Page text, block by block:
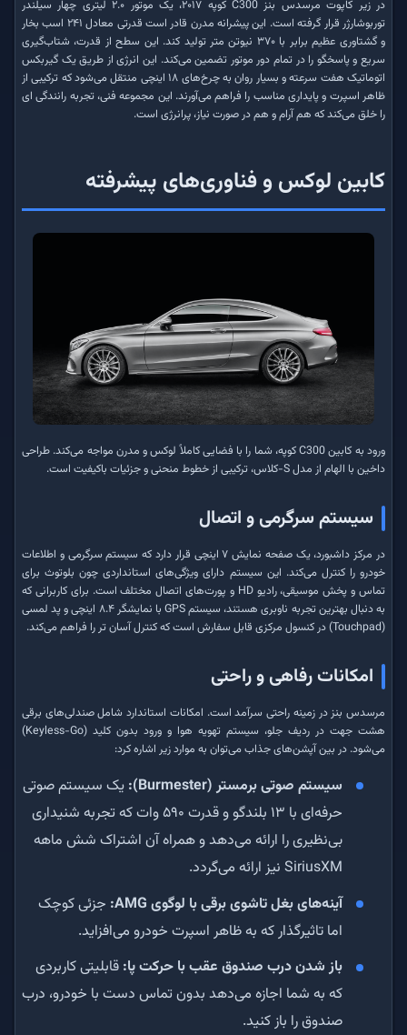
در زیر کاپوت مرسدس بنز C300 کوپه ۲۰۱۷، یک موتور ۲.۰ لیتری چهار سیلندر
توربوشارژر قرار گرفته است. این پیشرانه مدرن قادر است قدرتی معادل ۲۴۱ اسب بخار
و گشتاوری عظیم برابر با ۳۷۰ نیوتن متر تولید کند. این سطح از قدرت، شتاب‌گیری
سریع و پاسخگو را در تمام دور موتور تضمین می‌کند. این انرژی از طریق یک گیربکس
اتوماتیک هفت سرعته و بسیار روان به چرخ‌های ۱۸ اینچی منتقل می‌شود که ترکیبی از
ظاهر اسپرت و پایداری مناسب را فراهم می‌آورند. این مجموعه فنی، تجربه رانندگی ای
را خلق می‌کند که هم آرام و هم در صورت نیاز، پرانرژی است.
کابین لوکس و فناوری‌های پیشرفته
ورود به کابین C300 کوپه، شما را با فضایی کاملاً لوکس و مدرن مواجه می‌کند. طراحی
داخین با الهام از مدل S-کلاس، ترکیبی از خطوط منحنی و جزئیات باکیفیت است.
سیستم سرگرمی و اتصال
در مرکز داشبورد، یک صفحه نمایش ۷ اینچی قرار دارد که سیستم سرگرمی و اطلاعات
خودرو را کنترل می‌کند. این سیستم دارای ویژگی‌های استانداردی چون بلوتوث برای
تماس و پخش موسیقی، رادیو HD و پورت‌های اتصال مختلف است. برای کاربرانی که
به دنبال بهترین تجربه ناوبری هستند، سیستم GPS با نمایشگر ۸.۴ اینچی و پد لمسی
(Touchpad) در کنسول مرکزی قابل سفارش است که کنترل آسان تر را فراهم می‌کند.
امکانات رفاهی و راحتی
مرسدس بنز در زمینه راحتی سرآمد است. امکانات استاندارد شامل صندلی‌های برقی
هشت جهت در ردیف جلو، سیستم تهویه هوا و ورود بدون کلید (Keyless-Go)
می‌شود. در بین آپشن‌های جذاب می‌توان به موارد زیر اشاره کرد:
سیستم صوتی برمستر (Burmester):
یک سیستم صوتی
حرفه‌ای با ۱۳ بلندگو و قدرت ۵۹۰ وات که تجربه شنیداری
بی‌نظیری را ارائه می‌دهد و همراه آن اشتراک شش ماهه
SiriusXM نیز ارائه می‌گردد.
آینه‌های بغل تاشوی برقی با لوگوی AMG:
جزئی کوچک
اما تاثیرگذار که به ظاهر اسپرت خودرو می‌افزاید.
باز شدن درب صندوق عقب با حرکت پا: قابلیتی کاربردی
که به شما اجازه می‌دهد بدون تماس دست با خودرو، درب
صندوق را باز کنید.